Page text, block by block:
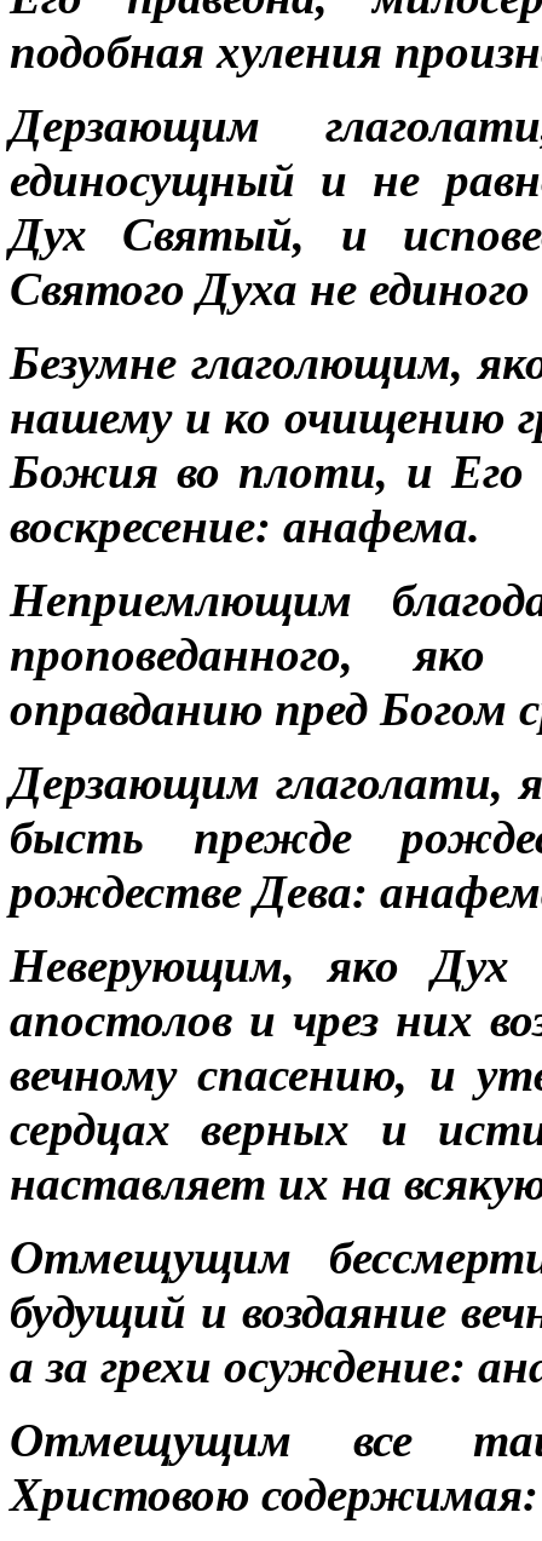
подобная хуления
Дерзающим
единосущный и не
Дух Святый, и
Святого Духа не
Безумне глаголющим,
нашему и ко очищению
Божия во плоти, и Его
воскресение: анафема.
Неприемлющим
проповеданного,
оправданию пред Богом
Дерзающим глаголати,
бысть прежде
рождестве Дева:
Неверующим, яко Дух
апостолов и чрез них
вечному спасению, и
сердцах верных и
наставляет их на
Отмещущим
будущий и воздаяние
а за грехи осуждение:
Отмещущим все
Христовою